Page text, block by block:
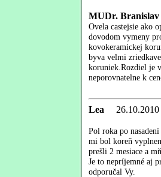
MUDr. Branislav
Ovela castejsie ako
dovodom vymeny
kovokeramickej
byva velmi
koruniek.Rozdiel je
neporovnatelne k
Lea 26.10.2010
Pol roka po
mi bol koreň
prešli 2 mesiace a
Je to nepríjemné aj
odporučal Vy.